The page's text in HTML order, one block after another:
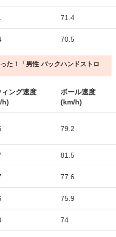
71.4
70.5
た！「男性 バックハンドストロ
ィング速度
h)
ボール速度
(km/h)
79.2
81.5
77.6
75.9
74